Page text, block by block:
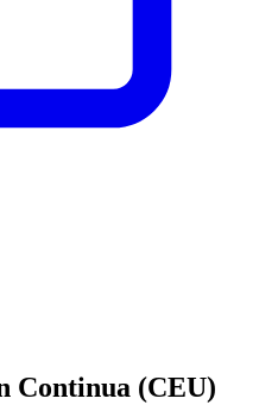
Continua (CEU)